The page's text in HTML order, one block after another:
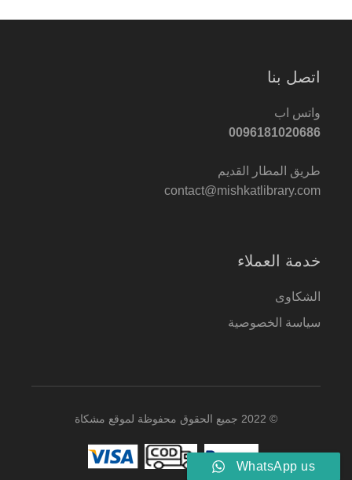
اتصل بنا
واتس اب
0096181020686
طريق المطار القديم
contact@mishkatlibrary.com
خدمة العملاء
الشكاوى
سياسة الخصوصية
© 2022 جميع الحقوق محفوظة لموقع مشكاة
WhatsApp us